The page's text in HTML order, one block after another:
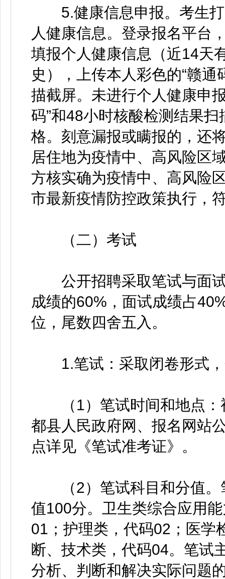
5.健康信息申报。考生打
人健康信息。登录报名平台
填报个人健康信息（近14天
史），上传本人彩色的“赣通
描截屏。未进行个人健康申
码”和48小时核酸检测结果
格。刻意漏报或瞒报的，还
居住地为疫情中、高风险区
方核实确为疫情中、高风险
市最新疫情防控政策执行，
（二）考试
公开招聘采取笔试与面试
成绩的60%，面试成绩占
位，尾数四舍五入。
1.笔试：采取闭卷形式，
（1）笔试时间和地点：
都县人民政府网、报名网站
点详见《笔试准考证》。
（2）笔试科目和分值。
值100分。卫生类综合应用
01；护理类，代码02；医学
断、技术类，代码04。笔试
分析、判断和解决实际问题